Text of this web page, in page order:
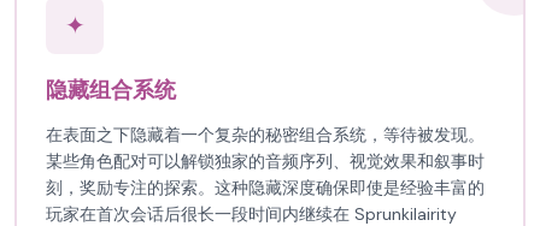
✦
隐藏组合系统
在表面之下隐藏着一个复杂的秘密组合系统，等待被发现。
某些角色配对可以解锁独家的音频序列、视觉效果和叙事时
刻，奖励专注的探索。这种隐藏深度确保即使是经验丰富的
玩家在首次会话后很长一段时间内继续在 Sprunkilairity